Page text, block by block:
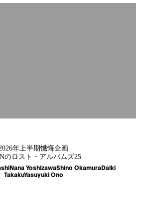
年上半期懺悔企画
のロスト・アルバムズ25
YoshizawaShino OkamuraDaiki
TakakuYasuyuki Ono